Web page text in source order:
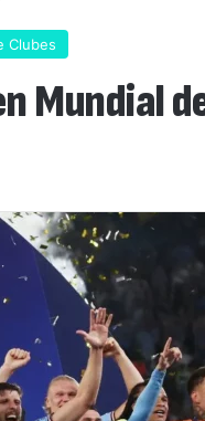
Clubes
Mundial